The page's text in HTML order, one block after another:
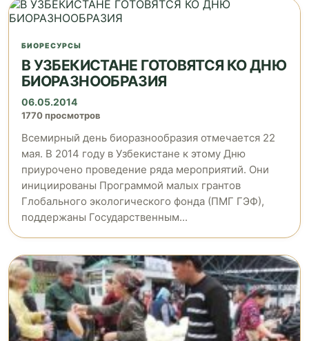
БИОРЕСУРСЫ
В УЗБЕКИСТАНЕ ГОТОВЯТСЯ КО ДНЮ
БИОРАЗНООБРАЗИЯ
06.05.2014
1770 просмотров
Всемирный день биоразнообразия отмечается 22
мая. В 2014 году в Узбекистане к этому Дню
приурочено проведение ряда мероприятий. Они
инициированы Программой малых грантов
Глобального экологического фонда (ПМГ ГЭФ),
поддержаны Государственным...